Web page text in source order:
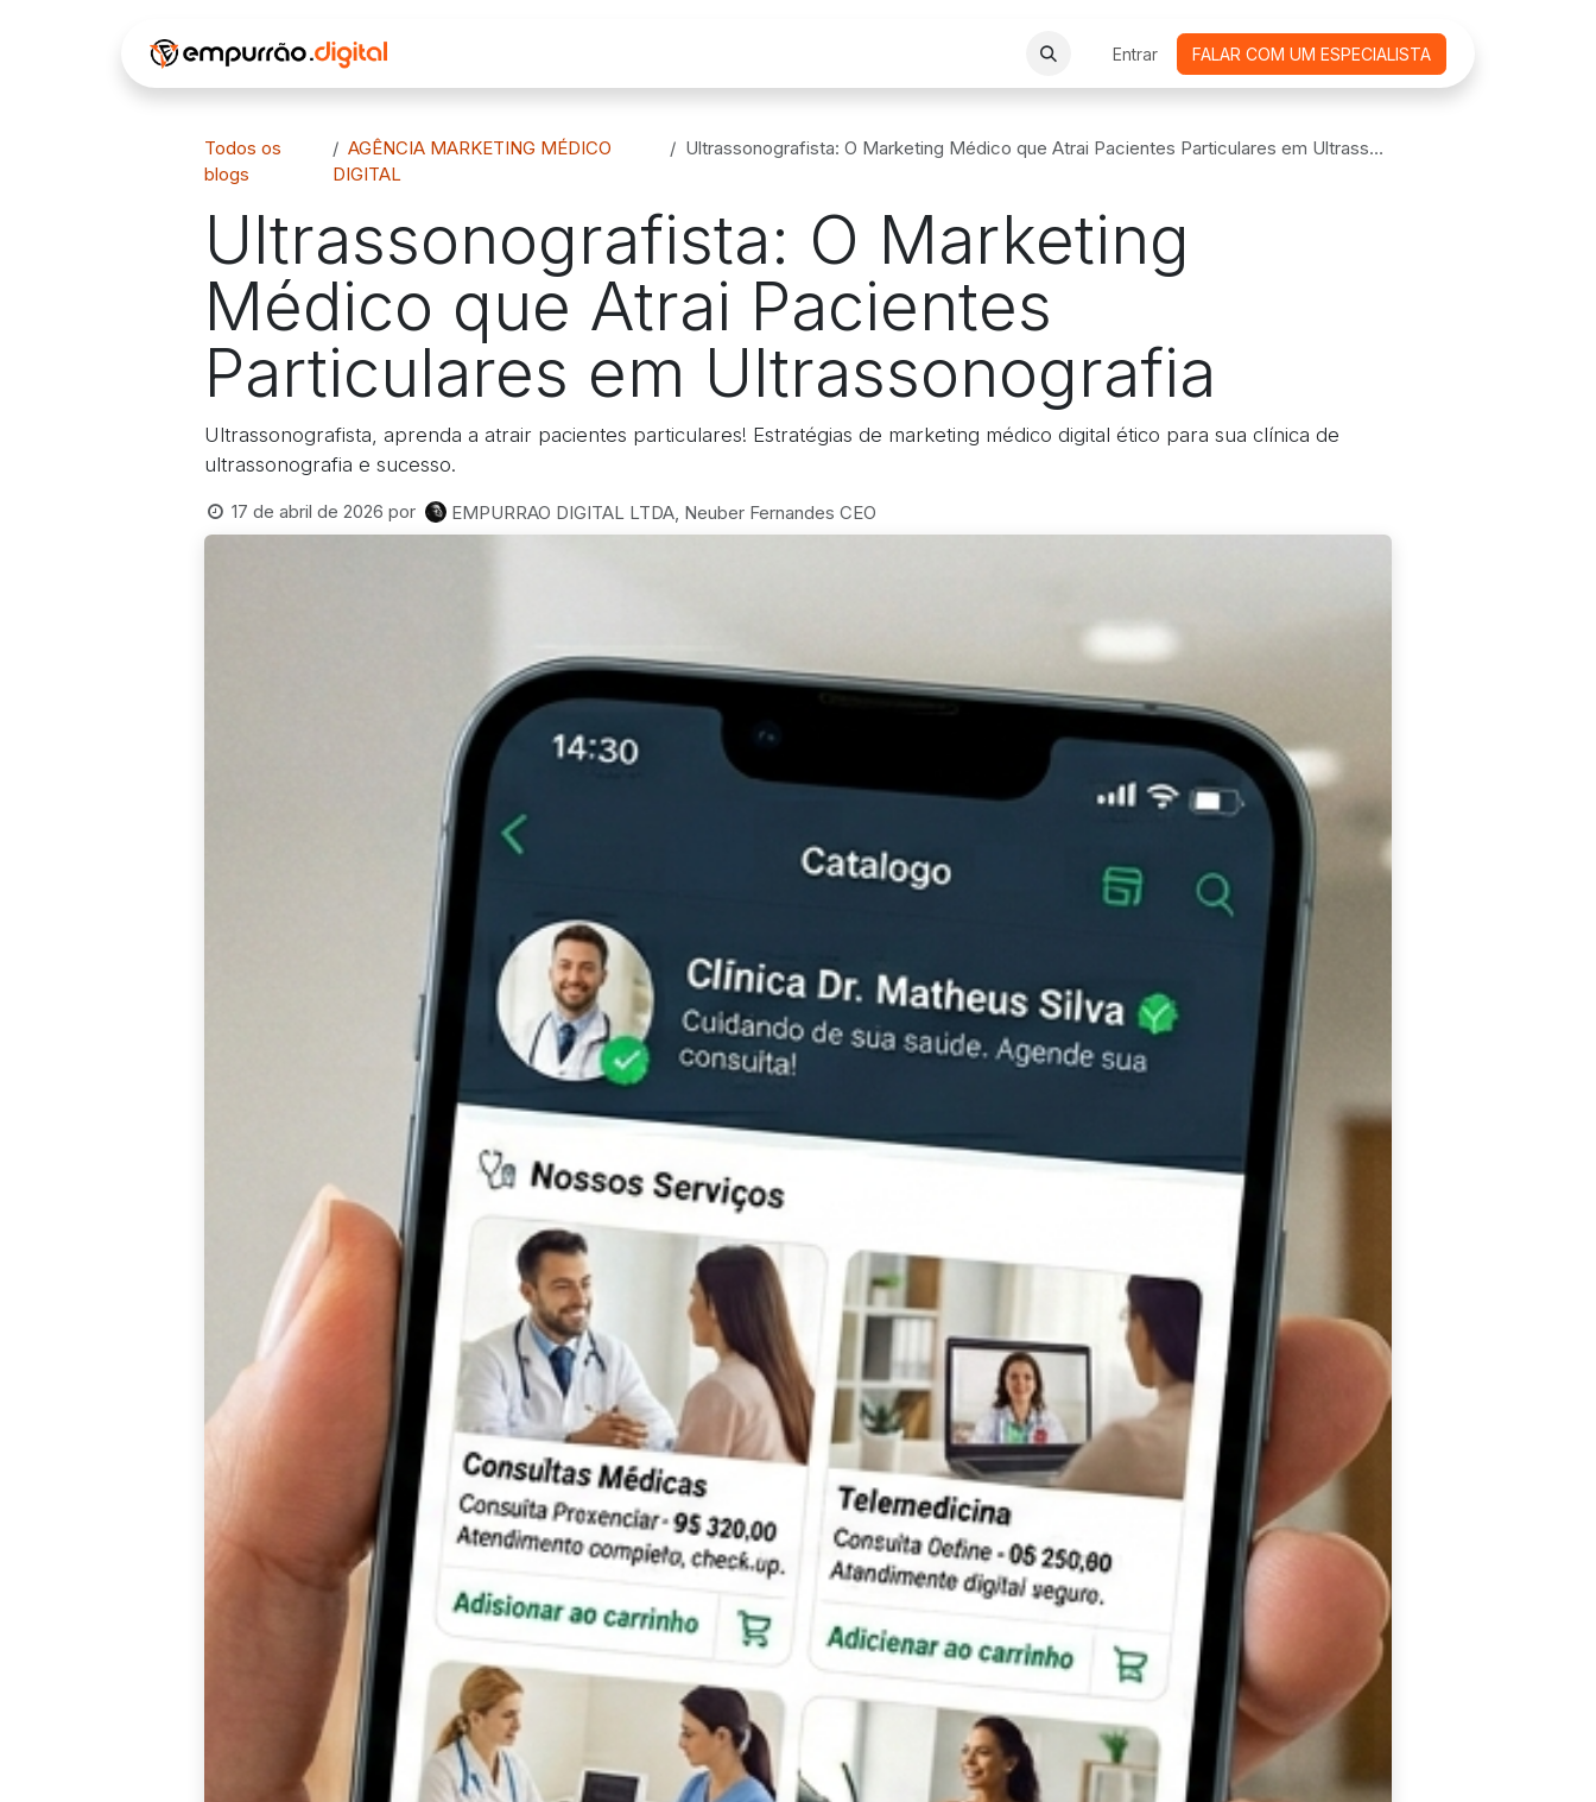
LOJA VIRTUAL CURSOS ONLINE AGENDAMENTO DE REUNIÕES
Entrar FALAR COM UM ESPECIALISTA
Todos os
blogs
AGÊNCIA MARKETING MÉDICO
DIGITAL
Ultrassonografista: O Marketing Médico que Atrai Pacientes Particulares em Ultrassonografia
Ultrassonografista: O Marketing
Médico que Atrai Pacientes
Particulares em Ultrassonografia
Ultrassonografista, aprenda a atrair pacientes particulares! Estratégias de marketing médico digital ético para sua clínica de
ultrassonografia e sucesso.
17 de abril de 2026 por EMPURRAO DIGITAL LTDA, Neuber Fernandes CEO